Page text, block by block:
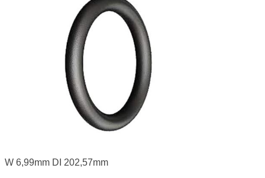
(0)
W 6,99mm DI 202,57mm